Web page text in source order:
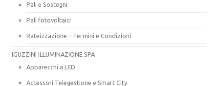
Pali e Sostegni
Pali fotovoltaici
Rateizzazione – Termini e Condizioni
IGUZZINI ILLUMINAZIONE SPA
Apparecchi a LED
Accessori Telegestione e Smart City